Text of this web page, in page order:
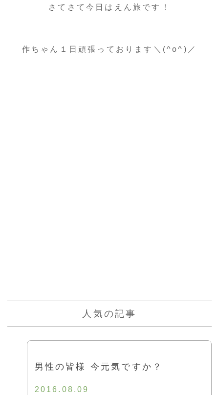
さてさて今日はえん旅です！
作ちゃん１日頑張っております＼(^o^)／
人気の記事
男性の皆様 今元気ですか？
2016.08.09